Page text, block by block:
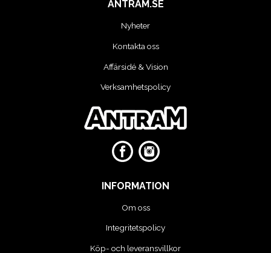
MOTORCYKEL VERKSTAD
OLJE OCH SMÖRJHANTERING
SKYDDSUTRUSTNING
TUNGA FORDON UNIVERSAL
ANTRAM.SE
Nyheter
Kontakta oss
Affärsidé & Vision
Verksamhetspolicy
INFORMATION
Om oss
Integritetspolicy
Köp- och leveransvillkor